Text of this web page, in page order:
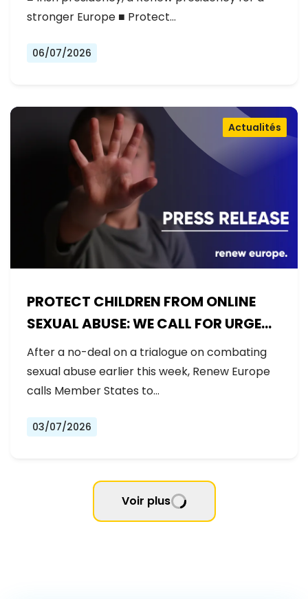
stronger Europe ■ Protect…
06/07/2026
PROTECT CHILDREN FROM ONLINE
SEXUAL ABUSE: WE CALL FOR URGENT
NEGOTIATIONS AND PERMANENT
SOLUTION
Actualités
After a no-deal on a trialogue on combating
sexual abuse earlier this week, Renew Europe
calls Member States to…
03/07/2026
Voir plus